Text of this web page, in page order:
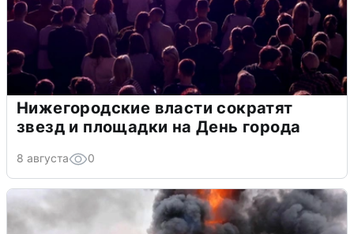
Нижегородские власти сократят
звезд и площадки на День города
8 августа 0